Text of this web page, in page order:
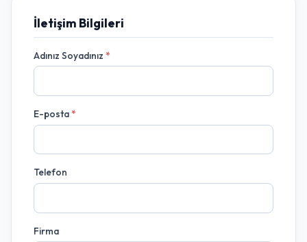
İletişim Bilgileri
Adınız Soyadınız *
E-posta*
Telefon
Firma